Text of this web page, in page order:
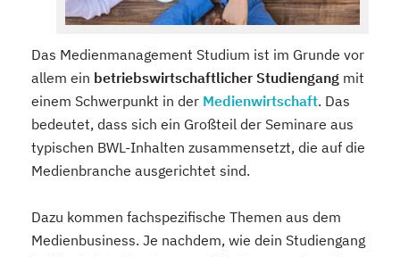
Das Medienmanagement Studium ist im Grunde vor
allem ein betriebswirtschaftlicher Studiengang mit
einem Schwerpunkt in der Medienwirtschaft. Das
bedeutet, dass sich ein Großteil der Seminare aus
typischen BWL-Inhalten zusammensetzt, die auf die
Medienbranche ausgerichtet sind.
Dazu kommen fachspezifische Themen aus dem
Medienbusiness. Je nachdem, wie dein Studiengang